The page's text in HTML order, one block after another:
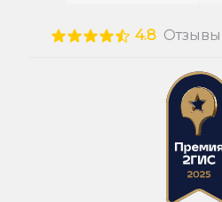
4.8 Отзывы